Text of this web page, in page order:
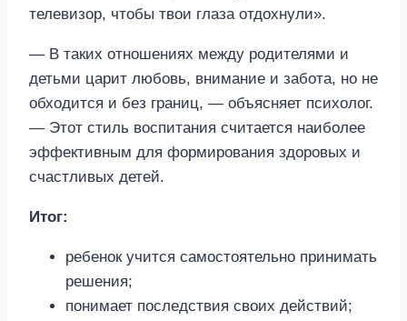
телевизор, чтобы твои глаза отдохнули».
— В таких отношениях между родителями и
детьми царит любовь, внимание и забота, но не
обходится и без границ, — объясняет психолог.
— Этот стиль воспитания считается наиболее
эффективным для формирования здоровых и
счастливых детей.
Итог:
ребенок учится самостоятельно принимать
решения;
понимает последствия своих действий;